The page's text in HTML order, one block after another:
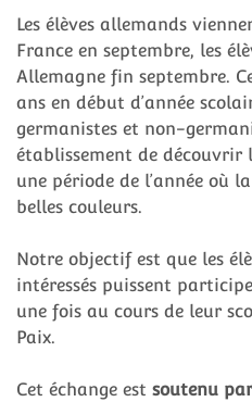
Les élèves allemands
France en septembre, les
Allemagne fin septembre.
ans en début d’année
germanistes et non-
établissement de découvrir
une période de l’année où
belles couleurs.
Notre objectif est que les
intéressés puissent
une fois au cours de leur
Paix.
Cet échange est soutenu